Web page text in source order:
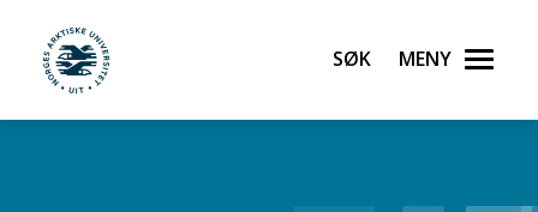
UiT Noregs arktiske universitet
Søk Meny